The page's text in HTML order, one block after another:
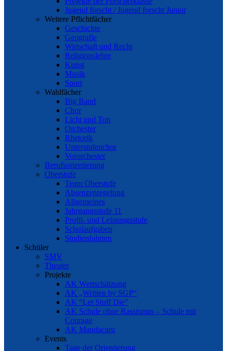
Jugend forscht / Jugend forscht Junior
Weitere Pflichtfächer
Geschichte
Geografie
Wirtschaft und Recht
Religionslehre
Kunst
Musik
Sport
Wahlfächer
Big Band
Chor
Licht und Ton
Orchester
Rhetorik
Unterstufenchor
Vororchester
Berufsorientierung
Oberstufe
Team Oberstufe
Absenzenregelung
Allgemeines
Jahrgangsstufe 11
Profil- und Leistungsstufe
Schulaufgaben
Studienfahrten
Schüler
SMV
Theater
Projekte
AK Wertschätzung
AK „Written by SGP“
AK “Let Stuff Die”
AK Schule ohne Rassismus – Schule mit
Courage
AK Mandacaru
Events
Tage der Orientierung